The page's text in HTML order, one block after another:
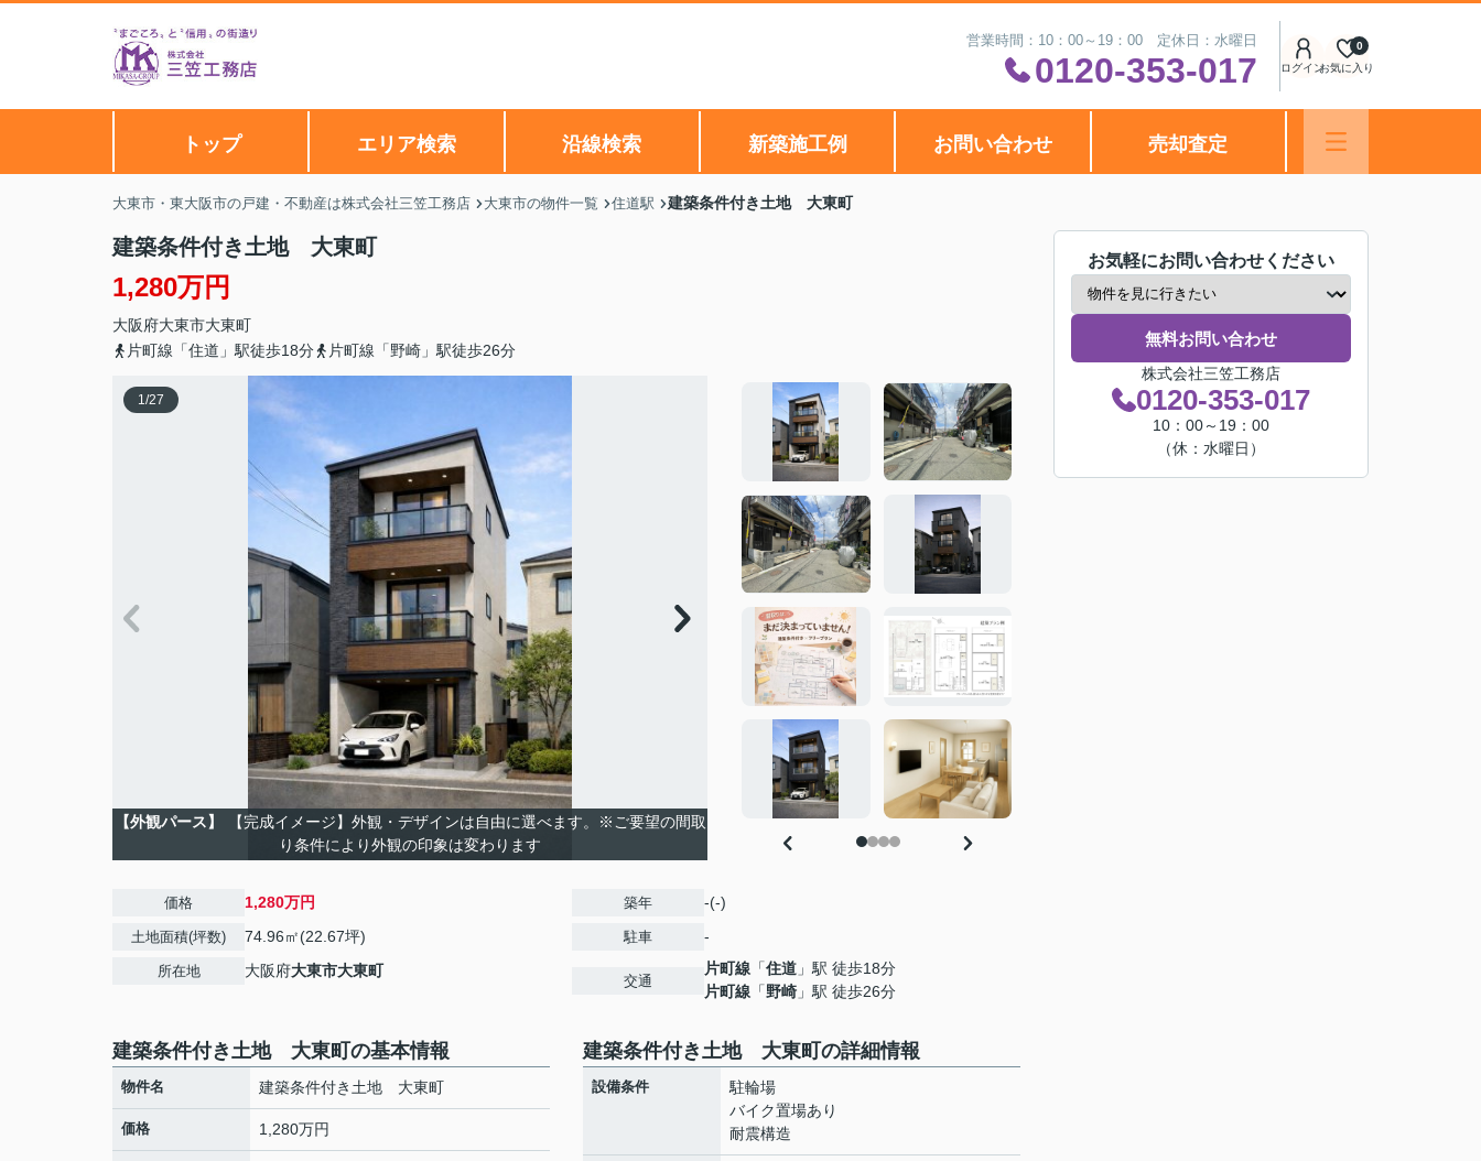
営業時間：10：00～19：00 定休日：水曜日
0120-353-017 ログインお気に入り
0
トップ エリア検索 沿線検索 新築施工例 お問い合わせ 売却査定
大東市・東大阪市の戸建・不動産は株式会社三笠工務店 大東市の物件一覧 住道駅 建築条件付き土地 大東町
建築条件付き土地 大東町
1,280万円
大阪府大東市大東町
片町線「住道」駅徒歩18分
片町線「野崎」駅徒歩26分
1/27
【外観パース】
【完成イメージ】外観・デザインは自由に選べます。※ご要望の間取
り条件により外観の印象は変わります
価格 1,280万円
土地面積(坪数) 74.96㎡(22.67坪)
所在地 大阪府大東市大東町
築年 -(-)
駐車 -
交通
片町線 「住道 」駅 徒歩18分
片町線 「野崎 」駅 徒歩26分
建築条件付き土地 大東町の基本情報
物件名 建築条件付き土地 大東町
価格 1,280万円
建築条件付き土地 大東町の詳細情報
設備条件
駐輪場
バイク置場あり
耐震構造
お気軽にお問い合わせください
無料お問い合わせ
株式会社三笠工務店
0120-353-017
10：00～19：00
（休：水曜日）